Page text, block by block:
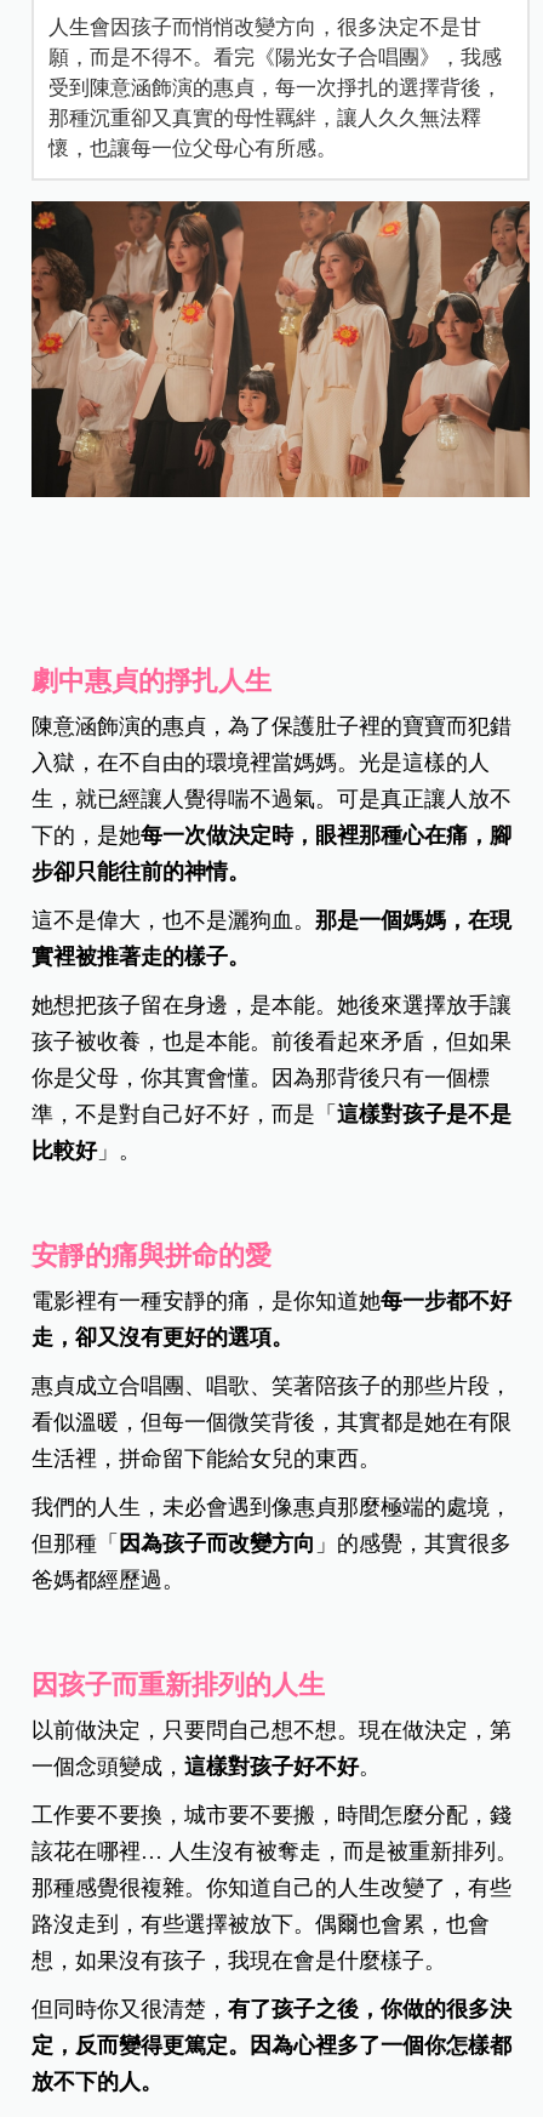
人生會因孩子而悄悄改變方向，很多決定不是甘
願，而是不得不。看完《陽光女子合唱團》，我感
受到陳意涵飾演的惠貞，每一次掙扎的選擇背後，
那種沉重卻又真實的母性羈絆，讓人久久無法釋
懷，也讓每一位父母心有所感。
劇中惠貞的掙扎人生
陳意涵飾演的惠貞，為了保護肚子裡的寶寶而犯錯
入獄，在不自由的環境裡當媽媽。光是這樣的人
生，就已經讓人覺得喘不過氣。可是真正讓人放不
下的，是她每一次做決定時，眼裡那種心在痛，腳
步卻只能往前的神情。
這不是偉大，也不是灑狗血。那是一個媽媽，在現
實裡被推著走的樣子。
她想把孩子留在身邊，是本能。她後來選擇放手讓
孩子被收養，也是本能。前後看起來矛盾，但如果
你是父母，你其實會懂。因為那背後只有一個標
準，不是對自己好不好，而是「這樣對孩子是不是
比較好」。
安靜的痛與拼命的愛
電影裡有一種安靜的痛，是你知道她每一步都不好
走，卻又沒有更好的選項。
惠貞成立合唱團、唱歌、笑著陪孩子的那些片段，
看似溫暖，但每一個微笑背後，其實都是她在有限
生活裡，拼命留下能給女兒的東西。
我們的人生，未必會遇到像惠貞那麼極端的處境，
但那種「 因為孩子而改變方向 」的感覺，其實很多
爸媽都經歷過。
因孩子而重新排列的人生
以前做決定，只要問自己想不想。現在做決定，第
一個念頭變成，這樣對孩子好不好。
工作要不要換，城市要不要搬，時間怎麼分配，錢
該花在哪裡… 人生沒有被奪走，而是被重新排列。
那種感覺很複雜。你知道自己的人生改變了，有些
路沒走到，有些選擇被放下。偶爾也會累，也會
想，如果沒有孩子，我現在會是什麼樣子。
但同時你又很清楚，有了孩子之後，你做的很多決
定，反而變得更篤定。因為心裡多了一個你怎樣都
放不下的人。